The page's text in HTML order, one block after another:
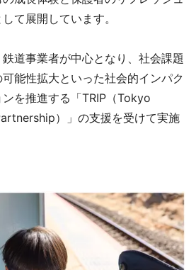
て展開しています。
道事業者が中心となり、社会課題
能性拡大といった社会的インパク
ンを推進する「TRIP（Tokyo
）」の支援を受けて実施